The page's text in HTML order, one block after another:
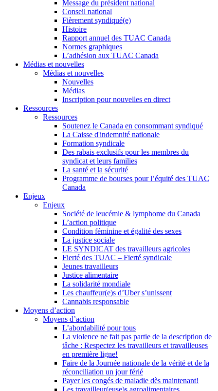
Message du président national
Conseil national
Fièrement syndiqué(e)
Histoire
Rapport annuel des TUAC Canada
Normes graphiques
L’adhésion aux TUAC Canada
Médias et nouvelles
Médias et nouvelles
Nouvelles
Médias
Inscription pour nouvelles en direct
Ressources
Ressources
Soutenez le Canada en consommant syndiqué
La Caisse d'indemnité nationale
Formation syndicale
Des rabais exclusifs pour les membres du
syndicat et leurs families
La santé et la sécurité
Programme de bourses pour l’équité des TUAC
Canada
Enjeux
Enjeux
Société de leucémie & lymphome du Canada
L’action politique
Condition féminine et égalité des sexes
La justice sociale
LE SYNDICAT des travailleurs agricoles
Fierté des TUAC – Fierté syndicale
Jeunes travailleurs
Justice alimentaire
La solidarité mondiale
Les chauffeur(e)s d’Uber s’unissent
Cannabis responsable
Moyens d’action
Moyens d’action
L’abordabilité pour tous
La violence ne fait pas partie de la description de
tâche : Respectez les travailleurs et travailleuses
en première ligne!
Faire de la Journée nationale de la vérité et de la
réconciliation un jour férié
Payer les congés de maladie dès maintenant!